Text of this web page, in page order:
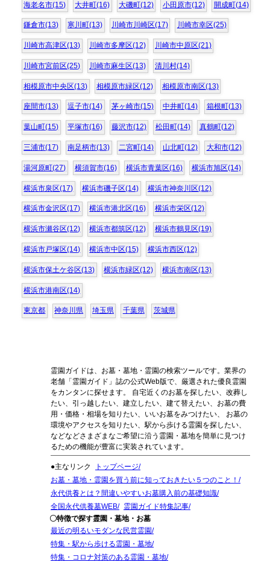
海老名市(15) 大井町(16) 大磯町(12) 小田原市(12) 開成町(14)
鎌倉市(13) 寒川町(13) 川崎市川崎区(17) 川崎市幸区(25)
川崎市高津区(13) 川崎市多摩区(12) 川崎市中原区(21)
川崎市宮前区(25) 川崎市麻生区(13) 清川村(14)
相模原市中央区(13) 相模原市緑区(12) 相模原市南区(13)
座間市(13) 逗子市(14) 茅ヶ崎市(15) 中井町(14) 箱根町(13)
葉山町(15) 平塚市(16) 藤沢市(12) 松田町(14) 真鶴町(12)
三浦市(17) 南足柄市(13) 二宮町(14) 山北町(12) 大和市(12)
湯河原町(27) 横須賀市(16) 横浜市青葉区(16) 横浜市旭区(14)
横浜市泉区(17) 横浜市磯子区(14) 横浜市神奈川区(12)
横浜市金沢区(17) 横浜市港北区(16) 横浜市栄区(12)
横浜市瀬谷区(12) 横浜市都筑区(12) 横浜市鶴見区(19)
横浜市戸塚区(14) 横浜市中区(15) 横浜市西区(12)
横浜市保土ケ谷区(13) 横浜市緑区(12) 横浜市南区(13)
横浜市港南区(14)
東京都 神奈川県 埼玉県 千葉県 茨城県
霊園ガイドは、お墓・墓地・霊園の検索ツールです。業界の
老舗「霊園ガイド」誌の公式Web版で、厳選された優良霊園
をカンタンに探せます。 自宅近くのお墓を探したい、改葬し
たい、引っ越したい、建立したい、建て替えたい、お墓の費
用・価格・相場を知りたい、いいお墓をみつけたい、 お墓の
環境やアクセスを知りたい、駅から歩ける霊園を探したい、
などなどさまざまなご希望に沿う霊園・墓地を簡単に見つけ
るための機能が豊富に実装されています。
●主なリンク
トップページ
お墓・墓地・霊園を買う前に知っておきたい５つのこと！
永代供養とは？間違いやすいお墓購入前の基礎知識
全国永代供養墓WEB
霊園ガイド特集記事
〇特徴で探す霊園・墓地・お墓
最近の明るいモダンな民営霊園
特集・駅から歩ける霊園・墓地
特集・コロナ対策のある霊園・墓地